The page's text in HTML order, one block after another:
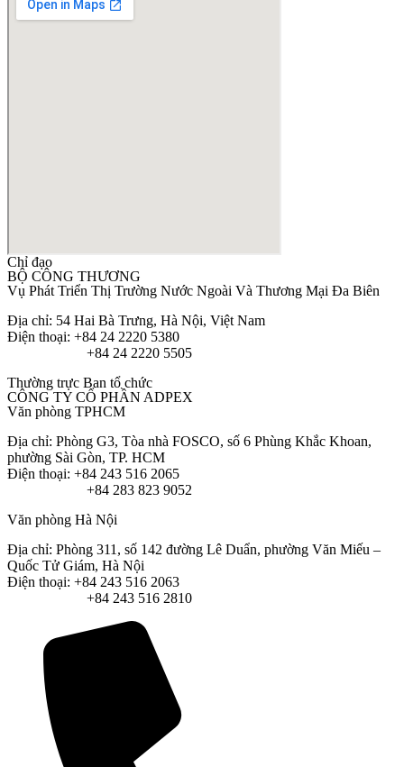
Chỉ đạo
BỘ CÔNG THƯƠNG
Vụ Phát Triển Thị Trường Nước Ngoài Và Thương Mại Đa Biên
Địa chỉ: 54 Hai Bà Trưng, Hà Nội, Việt Nam
Điện thoại: +84 24 2220 5380
+84 24 2220 5505
Thường trực Ban tổ chức
CÔNG TY CỔ PHẦN ADPEX
Văn phòng TPHCM
Địa chỉ: Phòng G3, Tòa nhà FOSCO, số 6 Phùng Khắc Khoan,
phường Sài Gòn, TP. HCM
Điện thoại: +84 243 516 2065
+84 283 823 9052
Văn phòng Hà Nội
Địa chỉ: Phòng 311, số 142 đường Lê Duẩn, phường Văn Miếu –
Quốc Tử Giám, Hà Nội
Điện thoại: +84 243 516 2063
+84 243 516 2810